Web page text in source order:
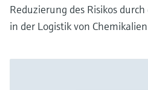
Reduzierung des Risikos
in der Logistik von